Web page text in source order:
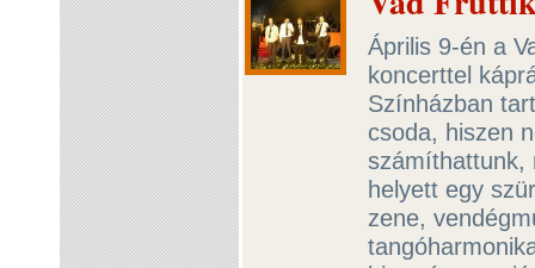
Április 9-én a
koncerttel
Színházban
csoda, hiszen
számíthattunk,
helyett egy
zene,